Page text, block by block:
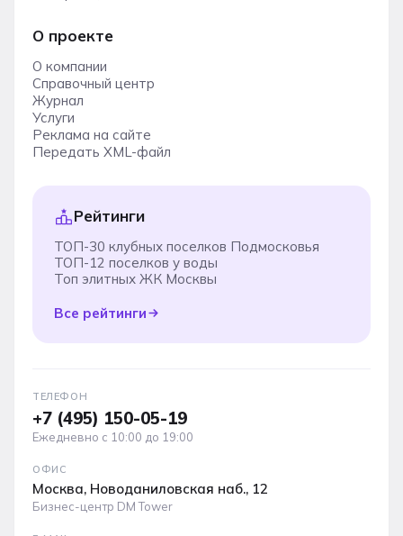
О проекте
О компании
Справочный центр
Журнал
Услуги
Реклама на сайте
Передать XML-файл
Рейтинги
ТОП-30 клубных поселков Подмосковья
ТОП-12 поселков у воды
Топ элитных ЖК Москвы
Все рейтинги
ТЕЛЕФОН
+7 (495) 150-05-19
Ежедневно с 10:00 до 19:00
ОФИС
Москва, Новоданиловская наб., 12
Бизнес-центр DM Tower